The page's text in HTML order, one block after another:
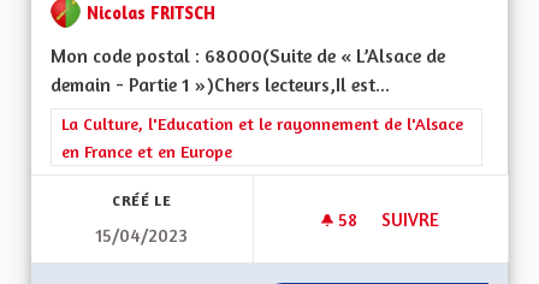
Nicolas FRITSCH
Mon code postal : 68000(Suite de « L’Alsace de
demain - Partie 1 »)Chers lecteurs,Il est...
Filtrer les résultats de la catégorie : La Culture, l'Education et
La Culture, l'Education et le rayonnement de l'Alsace
en France et en Europe
CRÉÉ LE
15/04/2023
58 58 ABONNÉS
SUIVRE